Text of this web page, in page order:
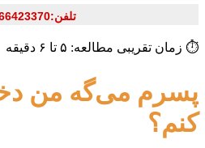
تلفن:66423370(021)
⏱ زمان تقریبی مطالعه: ۵ تا ۶ دقیقه
پسرم می‌گه من
کنم؟